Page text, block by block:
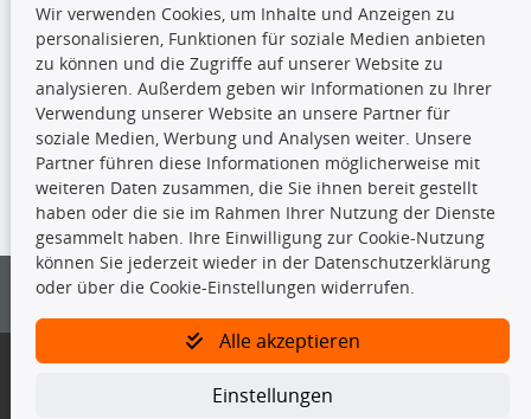
TecDoc Inside
Die hier angezeigten Daten insbesondere die gesamte Datenbank dürfen
nicht kopiert werden.
Es ist zu unterlassen, die Daten oder die gesamte Datenbank ohne
vorherige Zustimmung von TecDoc zu vervielfältigen, zu verbreiten
und/oder diese Handlungen durch Dritte ausführen zu lassen. Ein
Bitte prüfen Sie, ob das über unseren Onlineshop identifizierte Ersatzteil
Gegebenenfalls sind ergänzende Informationen notwendig, um
Wir verwenden Cookies, um Inhalte und Anzeigen zu
personalisieren, Funktionen für soziale Medien anbieten
zu können und die Zugriffe auf unserer Website zu
analysieren. Außerdem geben wir Informationen zu Ihrer
Verwendung unserer Website an unsere Partner für
soziale Medien, Werbung und Analysen weiter. Unsere
Partner führen diese Informationen möglicherweise mit
weiteren Daten zusammen, die Sie ihnen bereit gestellt
haben oder die sie im Rahmen Ihrer Nutzung der Dienste
gesammelt haben. Ihre Einwilligung zur Cookie-Nutzung
können Sie jederzeit wieder in der Datenschutzerklärung
oder über die Cookie-Einstellungen widerrufen.
Alle akzeptieren
Einstellungen